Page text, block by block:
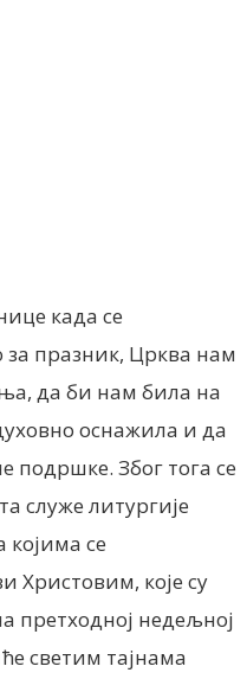
када се
празник, Црква нам
да би нам била на
оснажила и да
подршке. Због тога се
служе литургије
се
Христовим, које су
претходној недељној
светим тајнама